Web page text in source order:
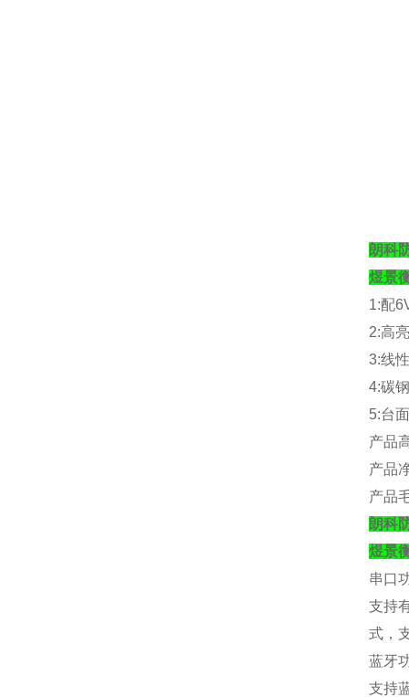
朗科
煜景
1:配
2:高
3:线
4:碳
5:台
产品
产品
产品
朗科
煜景
串口
支持
式，
蓝牙
支持